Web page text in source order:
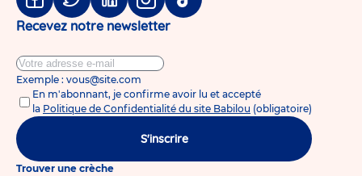
Facebook
TwitterLinkedinInstagram
Tiktok
Recevez notre newsletter
Exemple : vous@site.com
En m'abonnant, je confirme avoir lu et accepté
la Politique de Confidentialité du site Babilou (obligatoire)
S'inscrire
Trouver une crèche